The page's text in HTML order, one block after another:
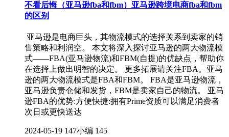
不看后悔（亚马逊fba和fbm）亚马逊跨境电商fba和fbm
的区别
亚马逊是电商巨头，其物流模式的选择关系到卖家的销
售策略和利润空。 本文将深入探讨亚马逊的两大物流模
式——FBA(亚马逊物流)和FBM(自提)的优缺点，帮助你
在选择上做出明智的决定。 更多拓展请关注FBA。亚马
逊的两大物流模式是FBA和FBM。 FBA是亚马逊物流，
亚马逊负责仓储和发货，FBM是卖家自己的物流。 亚马
逊FBA的优势:方便快捷:拥有Prime资质可以满足消费者
次日或更快送达
2024-05-19 147小编 145